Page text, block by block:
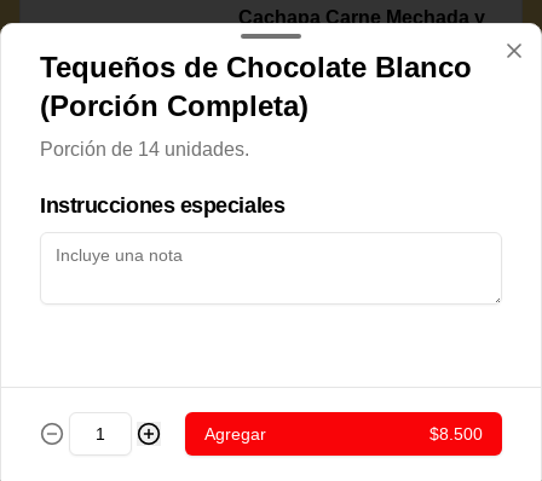
Cachapa Carne Mechada y
$7.800
Cachapa Cerdo Frito
Cachapa Chorizo
Tequeños de Chocolate Blanco
(Porción Completa)
Porción de 14 unidades.
Instrucciones especiales
Agregar $8.500